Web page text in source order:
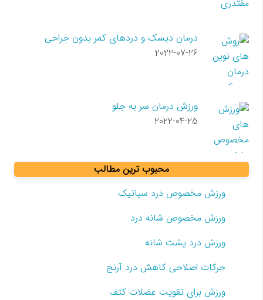
درمان دیسک و دردهای کمر بدون جراحی
2022-07-26
ورزش درمان سر به جلو
2022-04-25
محبوب ترین مطالب
ورزش مخصوص درد سیاتیک
ورزش مخصوص شانه درد
ورزش درد پشت شانه
حرکات اصلاحی کاهش درد آرنج
ورزش برای تقویت عضلات کتف